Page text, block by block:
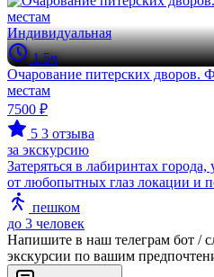
Индивидуальная
1.5ч
Очарование питерских дворов.
местам
7500 ₽
5 3 отзыва
за экскурсию
Затеряться в лабиринтах
от любопытных глаз локации и
пешком
до 3 человек
Напишите в наш телеграм бот /
экскурсии по вашим